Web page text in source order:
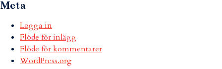
Meta
Logga in
Flöde för inlägg
Flöde för kommentarer
WordPress.org